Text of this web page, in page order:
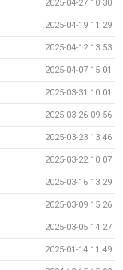
2025-04-27 10:30
2025-04-19 11:29
2025-04-12 13:53
2025-04-07 15:01
2025-03-31 10:01
2025-03-26 09:56
2025-03-23 13:46
2025-03-22 10:07
2025-03-16 13:29
2025-03-09 15:26
2025-03-05 14:27
2025-01-14 11:49